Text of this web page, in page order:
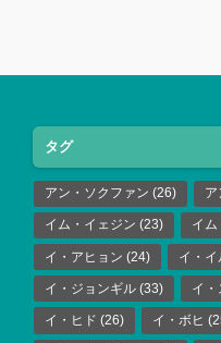
タグ
アン・ソクファン (26) ア
イム・イェジン (23) イム
イ・アヒョン (24) イ・イ
イ・ジョンギル (33) イ・
イ・ヒド (26) イ・ボヒ